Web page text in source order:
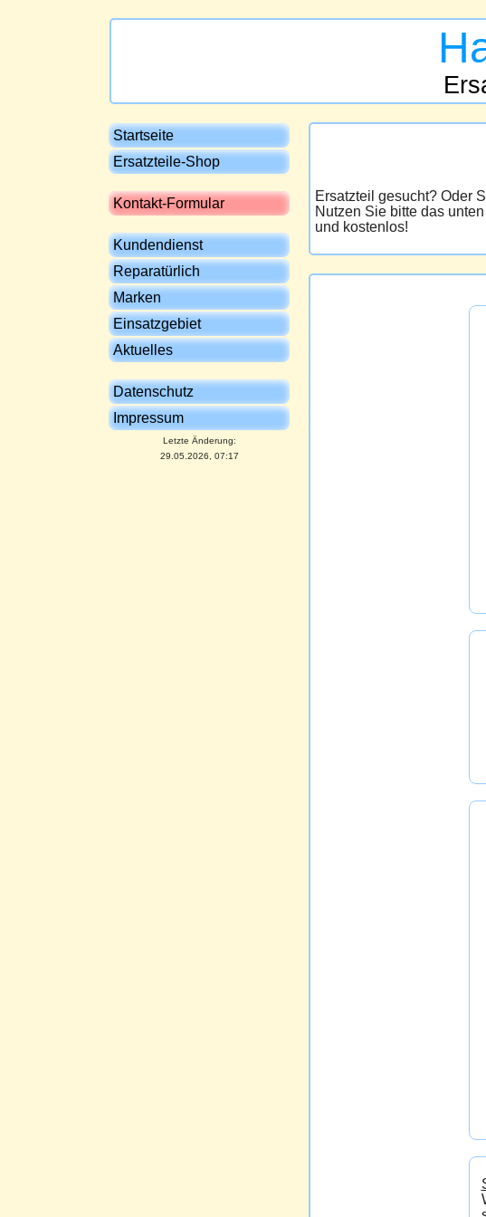
Startseite
Ersatzteile-Shop
Kontakt-Formular
Kundendienst
Reparatürlich
Marken
Einsatzgebiet
Aktuelles
Datenschutz
Impressum
Letzte Änderung:
29.05.2026, 07:17
Ersatzteil gesucht? Oder
Nutzen Sie bitte das
und kostenlos!